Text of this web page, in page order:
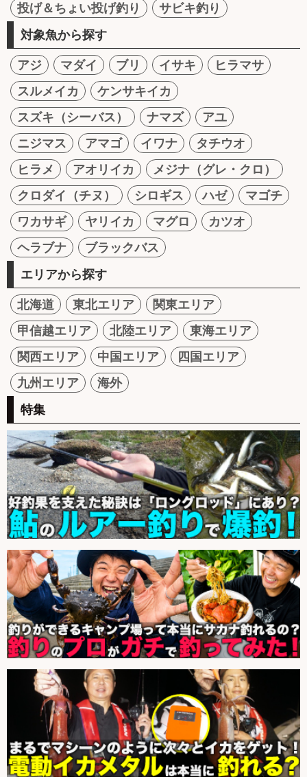
投げ＆ちょい投げ釣り
サビキ釣り
対象魚から探す
アジ マダイ ブリ イサキ
ヒラマサ
スルメイカ
ケンサキイカ
スズキ（シーバス）
ナマズ
アユ
ニジマス
アマゴ イワナ
タチウオ
ヒラメ
アオリイカ
メジナ（グレ・クロ）
クロダイ（チヌ）
シロギス ハゼ
マゴチ
ワカサギ
ヤリイカ マグロ
カツオ
ヘラブナ
ブラックバス
エリアから探す
北海道 東北エリア
関東エリア
甲信越エリア
北陸エリア
東海エリア
関西エリア
中国エリア
四国エリア
九州エリア
海外
特集